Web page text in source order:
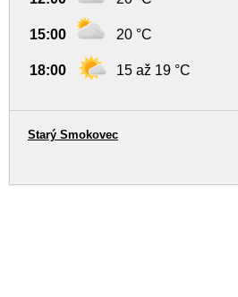
15:00 20 °C
18:00 15 až 19 °C
Starý Smokovec